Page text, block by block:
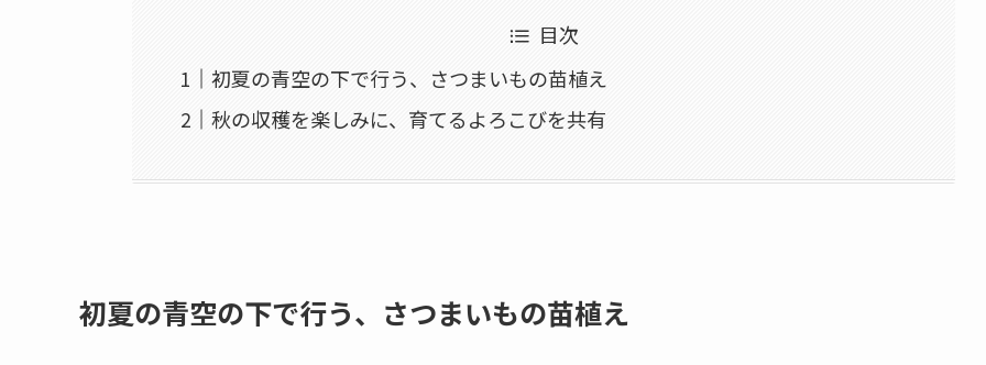
目次
初夏の青空の下で行う、さつまいもの苗植え
秋の収穫を楽しみに、育てるよろこびを共有
初夏の青空の下で行う、さつまいもの苗植え